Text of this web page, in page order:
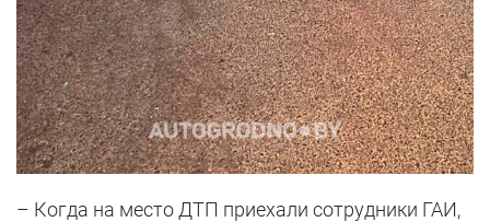
– Когда на место ДТП приехали сотрудники ГАИ,